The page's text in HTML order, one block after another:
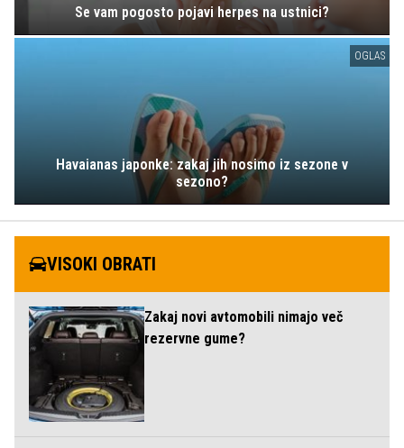
Se vam pogosto pojavi herpes na ustnici?
OGLAS
Havaianas japonke: zakaj jih nosimo iz sezone v
sezono?
VISOKI OBRATI
Zakaj novi avtomobili nimajo več
rezervne gume?